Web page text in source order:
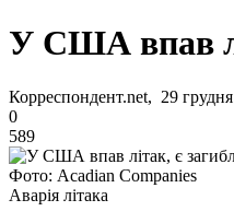
У США впав
Корреспондент.net, 29
0
589
Фото: Acadian Companies
Аварія літака